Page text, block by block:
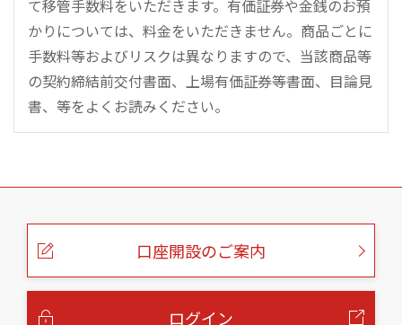
て移管手数料をいただきます。有価証券や金銭のお預
かりについては、料金をいただきません。商品ごとに
手数料等およびリスクは異なりますので、当該商品等
の契約締結前交付書面、上場有価証券等書面、目論見
書、等をよくお読みください。
こ
口座開設のご案内
ログイン